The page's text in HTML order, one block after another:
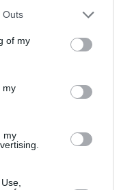
Outs
of my
my
my
τελευταία νέα για